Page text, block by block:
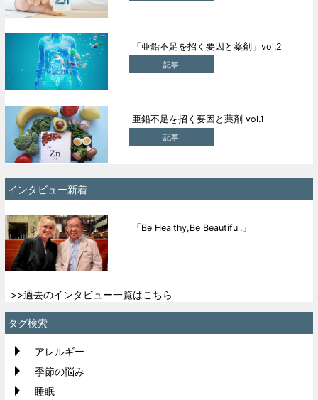
「亜鉛不足を招く要因と薬剤」vol.2
記事
亜鉛不足を招く要因と薬剤 vol.1
記事
インタビュー新着
「Be Healthy,Be Beautiful.」
>>過去のインタビュー一覧はこちら
タグ検索
アレルギー
季節の悩み
睡眠